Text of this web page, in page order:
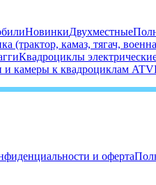
НовинкиДвухместные
(трактор, камаз, тягач,
Квадроциклы
камеры к квадроциклам ATV
и оферта